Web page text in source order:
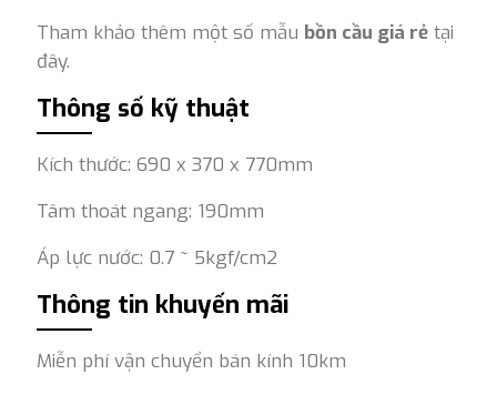
Tham khảo thêm một số mẫu bồn cầu giá rẻ tại
đây.
Thông số kỹ thuật
Kích thước: 690 x 370 x 770mm
Tâm thoát ngang: 190mm
Áp lực nước: 0.7 ~ 5kgf/cm2
Thông tin khuyến mãi
Miễn phí vận chuyển bán kính 10km